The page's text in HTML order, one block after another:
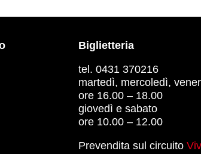
Biglietteria
tel. 0431 370216
martedì, mercoledì,
ore 16.00 – 18.00
giovedì e sabato
ore 10.00 – 12.00
Prevendita sul circuito